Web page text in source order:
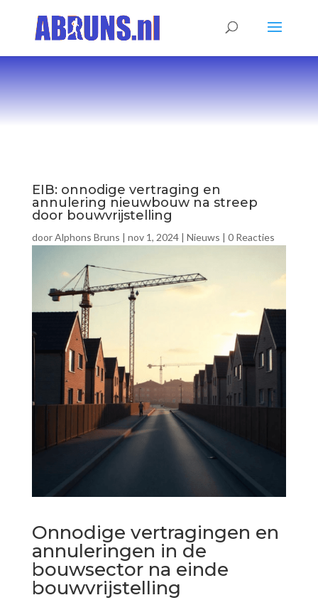
EIB: onnodige vertraging en
annulering nieuwbouw na streep
door bouwvrijstelling
doorAlphons Bruns | nov 1, 2024| Nieuws | 0 Reacties
Onnodige vertragingen en
annuleringen in de
bouwsector na einde
bouwvrijstelling